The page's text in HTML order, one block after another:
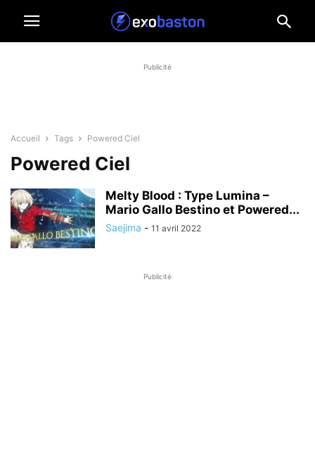
Publicité
Accueil Tags Powered Ciel
Powered Ciel
Melty Blood : Type Lumina –
Mario Gallo Bestino et Powered...
Saejima - 11 avril 2022
Publicité